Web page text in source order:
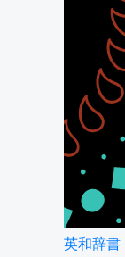
英和辞書